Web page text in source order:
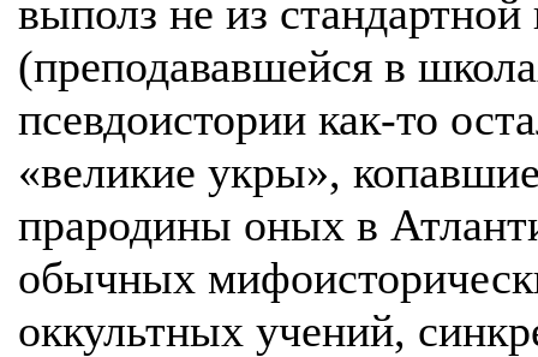
выполз не из стандартной
(преподававшейся в
псевдоистории как-то
«великие укры»,
прародины оных в
обычных
оккультных учений,